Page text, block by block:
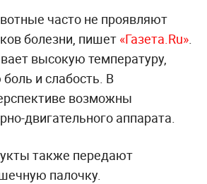
часто не проявляют
болезни, пишет «Газета.Ru».
высокую температуру,
и слабость. В
возможны
двигательного аппарата.
также передают
палочку.